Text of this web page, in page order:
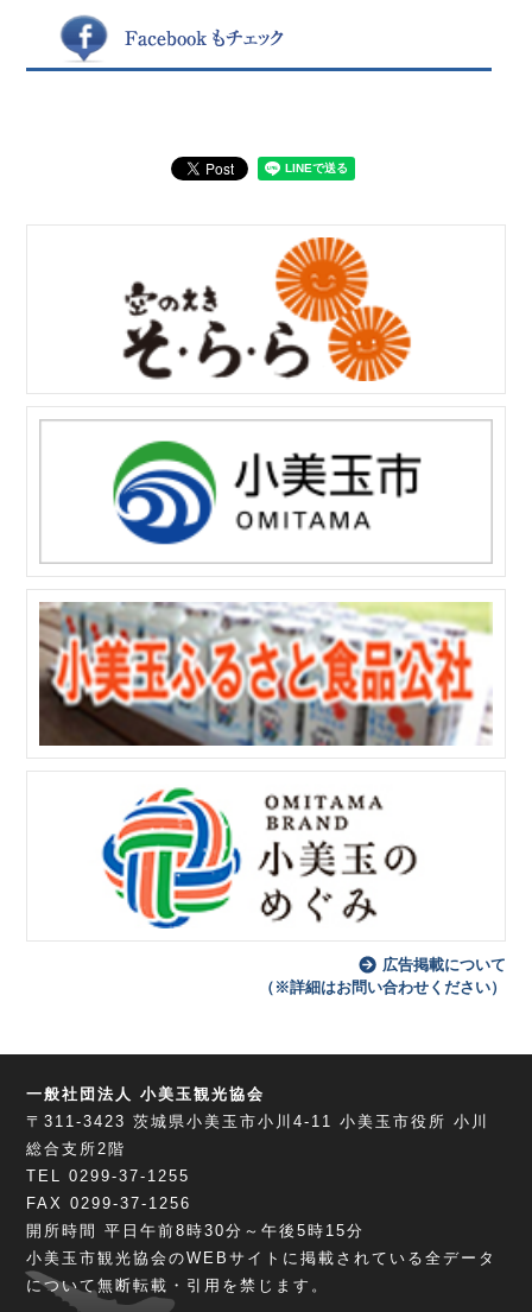
広告掲載について
（※詳細はお問い合わせください）
一般社団法人 小美玉観光協会
〒311-3423茨城県小美玉市小川4-11 小美玉市役所 小川
総合支所2階
TEL 0299-37-1255
FAX 0299-37-1256
開所時間 平日午前8時30分～午後5時15分
小美玉市観光協会のWEBサイトに掲載されている全データ
について無断転載・引用を禁じます。